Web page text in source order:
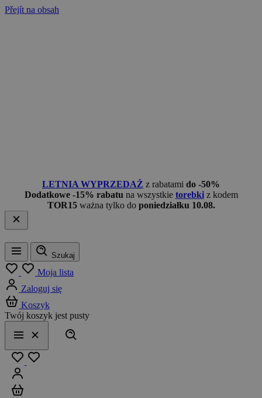
Přejít na obsah
LETNIA WYPRZEDAŻ z rabatami do -50%
Dodatkowe -15% rabatu na wszystkie torebkiz kodem
TOR15 ważna tylko do poniedziałku 10.08.
Menu
Szukaj
Moja lista
Zaloguj się
Koszyk
Twój koszyk jest pusty
Menu
Zamknij